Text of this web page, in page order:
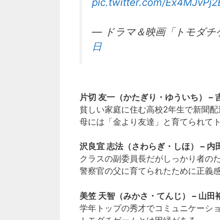
— ドラマ＆映画「トモダ
日
片切 友一（かたぎり・ゆういち） –
貧しい家庭に住む高校2年生で新聞
母には「金より友達」と育てられて
沢良宜 志法（さわらぎ・しほ） – 内
クラスの副委員長だがしっかり者の
警察官の父に育てられたために正義
美笠 天智（みかさ・てんじ） – 山田
学年トップの秀才でコミュニケーシ